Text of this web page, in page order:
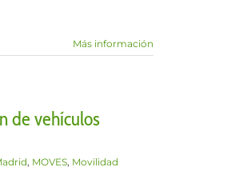
Más información
de vehículos
, MOVES, Movilidad